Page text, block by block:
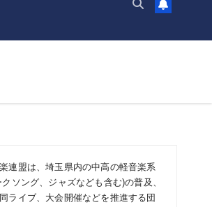
連盟は、埼玉県内の中高の軽音楽系
ソング、ジャズなども含む)の普及、
ライブ、大会開催などを推進する団